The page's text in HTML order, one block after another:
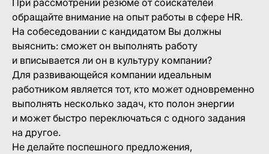
При рассмотрении резюме от соискателей
обращайте внимание на опыт работы в сфере HR.
На собеседовании с кандидатом Вы должны
выяснить: сможет он выполнять работу
и вписывается ли он в культуру компании?
Для развивающейся компании идеальным
работником является тот, кто может одновременно
выполнять несколько задач, кто полон энергии
и может быстро переключаться с одного задания
на другое.
Не делайте поспешного предложения,